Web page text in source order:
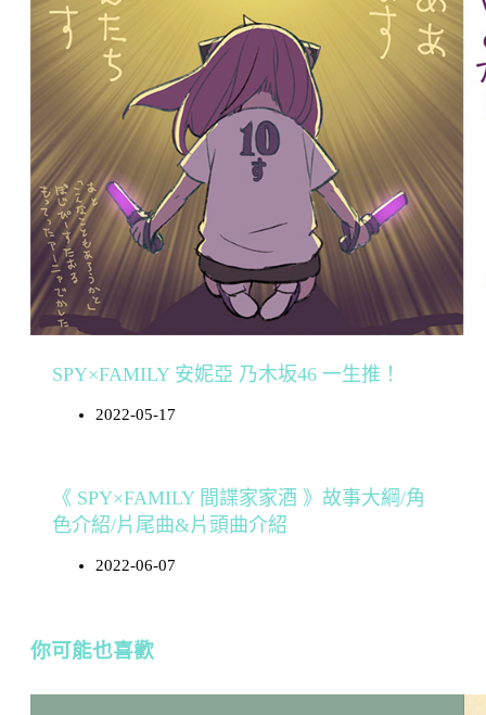
SPY×FAMILY 安妮亞 乃木坂46 一生推！
2022-05-17
《 SPY×FAMILY 間諜家家酒 》故事大綱/角
色介紹/片尾曲&片頭曲介紹
2022-06-07
你可能也喜歡